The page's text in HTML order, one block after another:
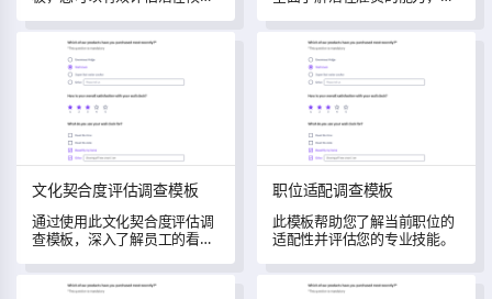
文化契合度评估调查模板
文化契合度评估调查模板
通过使用此文化契合度评估调
查模板，深入了解员工的看
职位适配调查模板
职位适配调查模板
此模板帮助您了解当前职位的
适配性并评估您的专业技能。
领导潜力评估调查模板 管理职位评估模板